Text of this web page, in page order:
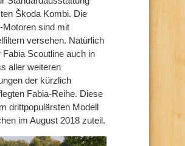
Škoda Kombi. Die
Motoren sind mit
versehen. Natürlich
Scoutline auch in
aller weiteren
der kürzlich
Fabia-Reihe. Diese
drittpopulärsten Modell
im August 2018 zuteil.